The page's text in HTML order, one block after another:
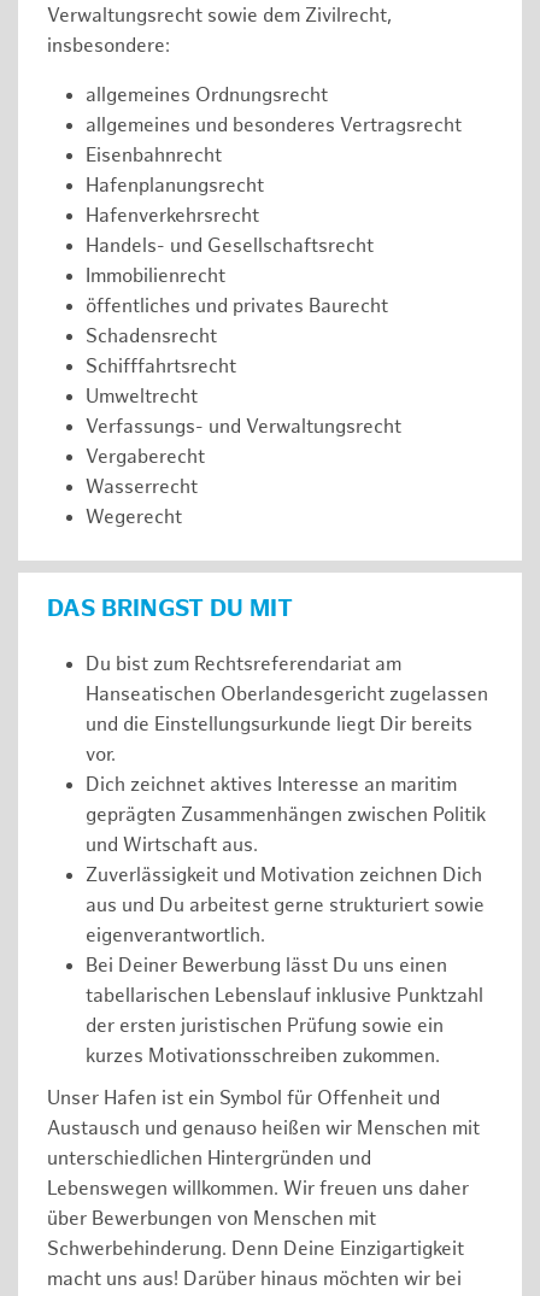
Verwaltungsrecht sowie dem Zivilrecht,
insbesondere:
allgemeines Ordnungsrecht
allgemeines und besonderes Vertragsrecht
Eisenbahnrecht
Hafenplanungsrecht
Hafenverkehrsrecht
Handels- und Gesellschaftsrecht
Immobilienrecht
öffentliches und privates Baurecht
Schadensrecht
Schifffahrtsrecht
Umweltrecht
Verfassungs- und Verwaltungsrecht
Vergaberecht
Wasserrecht
Wegerecht
DAS BRINGST DU MIT
Du bist zum Rechtsreferendariat am
Hanseatischen Oberlandesgericht zugelassen
und die Einstellungsurkunde liegt Dir bereits
vor.
Dich zeichnet aktives Interesse an maritim
geprägten Zusammenhängen zwischen Politik
und Wirtschaft aus.
Zuverlässigkeit und Motivation zeichnen Dich
aus und Du arbeitest gerne strukturiert sowie
eigenverantwortlich.
Bei Deiner Bewerbung lässt Du uns einen
tabellarischen Lebenslauf inklusive Punktzahl
der ersten juristischen Prüfung sowie ein
kurzes Motivationsschreiben zukommen.
Unser Hafen ist ein Symbol für Offenheit und
Austausch und genauso heißen wir Menschen mit
unterschiedlichen Hintergründen und
Lebenswegen willkommen. Wir freuen uns daher
über Bewerbungen von Menschen mit
Schwerbehinderung. Denn Deine Einzigartigkeit
macht uns aus! Darüber hinaus möchten wir bei